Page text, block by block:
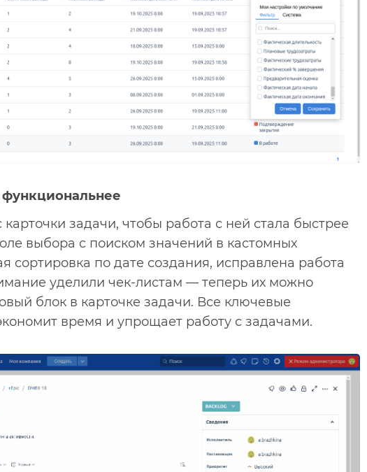
задачи, чтобы работа с ней стала быстрее
выбора с поиском значений в кастомных
сортировка по дате создания, исправлена работа
уделили чек-листам — теперь их можно
блок в карточке задачи. Все ключевые
время и упрощает работу с задачами.